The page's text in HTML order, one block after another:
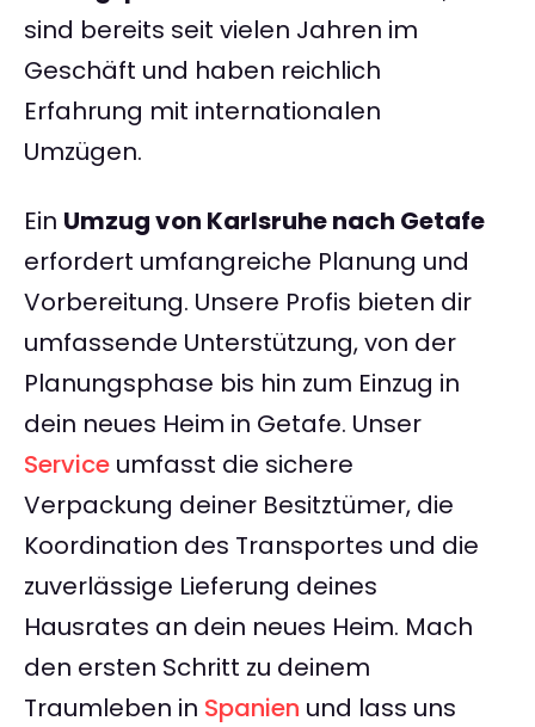
sind bereits seit vielen Jahren im
Geschäft und haben reichlich
Erfahrung mit internationalen
Umzügen.
Ein Umzug von Karlsruhe nach Getafe
erfordert umfangreiche Planung und
Vorbereitung. Unsere Profis bieten dir
umfassende Unterstützung, von der
Planungsphase bis hin zum Einzug in
dein neues Heim in Getafe. Unser
Service umfasst die sichere
Verpackung deiner Besitztümer, die
Koordination des Transportes und die
zuverlässige Lieferung deines
Hausrates an dein neues Heim. Mach
den ersten Schritt zu deinem
Traumleben in Spanien und lass uns